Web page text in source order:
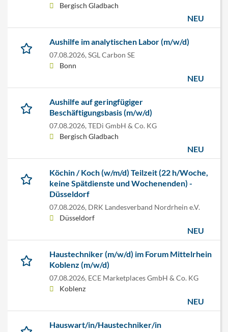
Bergisch Gladbach
NEU
Aushilfe im analytischen Labor (m/w/d)
07.08.2026, SGL Carbon SE
Bonn
NEU
Aushilfe auf geringfügiger
Beschäftigungsbasis (m/w/d)
07.08.2026, TEDi GmbH & Co. KG
Bergisch Gladbach
NEU
Köchin / Koch (w/m/d) Teilzeit (22 h/Woche,
keine Spätdienste und Wochenenden) -
Düsseldorf
07.08.2026, DRK Landesverband Nordrhein e.V.
Düsseldorf
NEU
Haustechniker (m/w/d) im Forum Mittelrhein
Koblenz (m/w/d)
07.08.2026, ECE Marketplaces GmbH & Co. KG
Koblenz
NEU
Hauswart/in/Haustechniker/in